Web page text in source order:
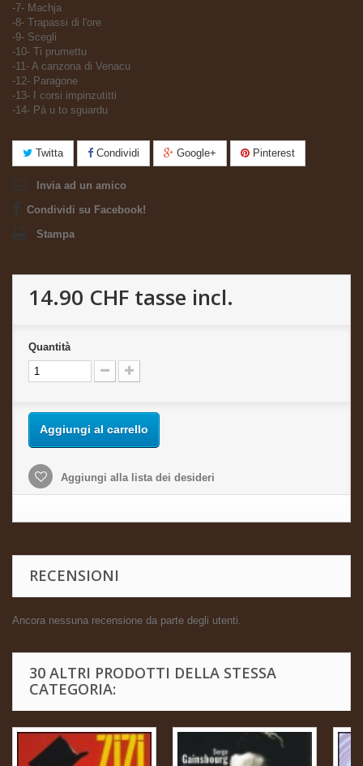
-7- Machja
-8- Trapassi di l'ore
-9- Scegli
-10- Ti prumettu
-11- A canzona di Venacu
-12- Paragone
-13- I corsi impinzutitti
-14- Pà u to sguardu
Twitta Condividi Google+ Pinterest
Invia ad un amico
Condividi su Facebook!
Stampa
14.90 CHF tasse incl.
Quantità
Aggiungi al carrello
Aggiungi alla lista dei desideri
RECENSIONI
Ancora nessuna recensione da parte degli utenti.
30 ALTRI PRODOTTI DELLA STESSA
CATEGORIA: